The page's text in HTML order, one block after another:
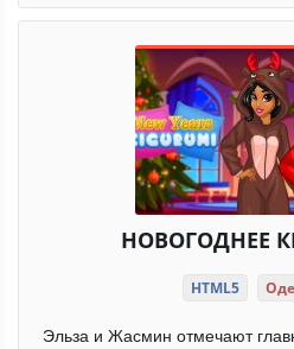
НОВОГОДНЕЕ
HTML5
Эльза и Жасмин отмечают